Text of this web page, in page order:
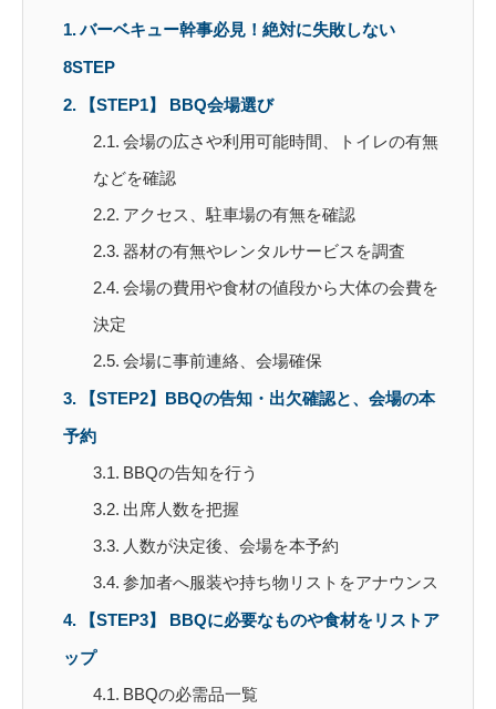
バーベキュー幹事必見！絶対に失敗しない
8STEP
【STEP1】 BBQ会場選び
会場の広さや利用可能時間、トイレの有無
などを確認
アクセス、駐車場の有無を確認
器材の有無やレンタルサービスを調査
会場の費用や食材の値段から大体の会費を
決定
会場に事前連絡、会場確保
【STEP2】BBQの告知・出欠確認と、会場の本
予約
BBQの告知を行う
出席人数を把握
人数が決定後、会場を本予約
参加者へ服装や持ち物リストをアナウンス
【STEP3】 BBQに必要なものや食材をリストア
ップ
BBQの必需品一覧